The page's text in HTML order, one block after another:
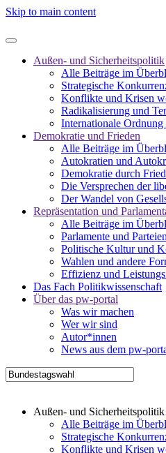
Skip to main content
Außen- und Sicherheitspolitik
Alle Beiträge im
Strategische
Konflikte und Krisen
Radikalisierung und
Internationale
Demokratie und Frieden
Alle Beiträge im
Autokratien und
Demokratie durch
Die Versprechen der
Der Wandel von
Repräsentation und
Alle Beiträge im
Parlamente und
Politische Kultur und
Wahlen und andere
Effizienz und
Das Fach Politikwissenschaft
Über das pw-portal
Was wir machen
Wer wir sind
Autor*innen
News aus dem pw-
Außen- und Sicherheitspolitik
Alle Beiträge im
Strategische
Konflikte und Krisen